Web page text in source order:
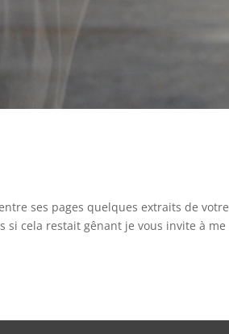
ses pages quelques extraits de votre
si cela restait gênant je vous invite à me